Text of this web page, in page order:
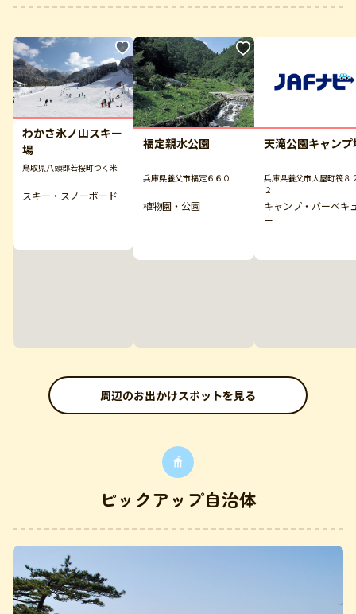
わかさ氷ノ山スキー
場
鳥取県八頭郡若桜町つく米
スキー・スノーボード
福定親水公園
兵庫県養父市福定６６０
植物園・公園
天滝公園キャンプ
兵庫県養父市大屋町筏８
２
キャンプ・バーベキ
ー
周辺のお出かけスポットを見る
ピックアップ自治体